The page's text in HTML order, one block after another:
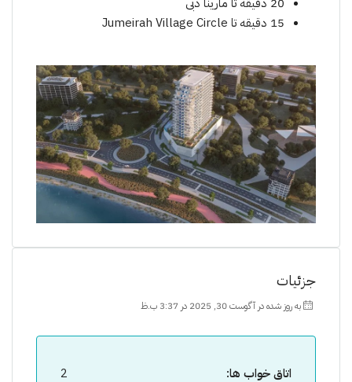
15 دقیقه تا Jumeirah Village Circle
جزئیات
به روز شده در آگوست 30, 2025 در 3:37 ب.ظ
اتاق خواب ها:
2